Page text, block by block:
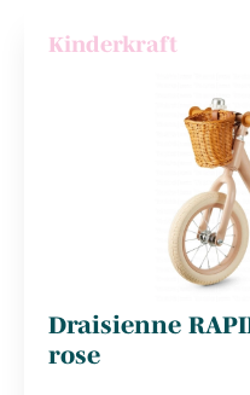
Kinderkraft
Draisienne
rose